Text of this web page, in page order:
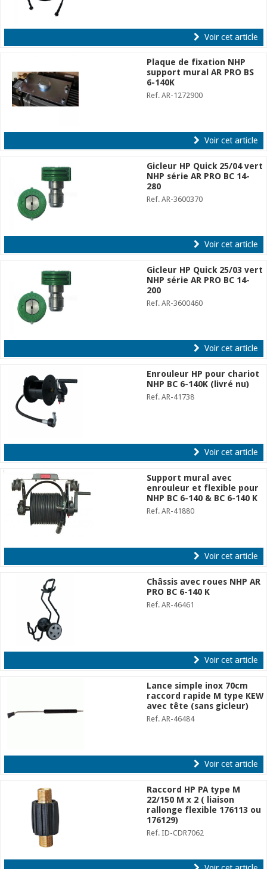
Voir cet article
Plaque de fixation NHP
support mural AR PRO BS
6-140K
Ref. AR-1272900
Voir cet article
Gicleur HP Quick 25/04 vert
NHP série AR PRO BC 14-
280
Ref. AR-3600370
Voir cet article
Gicleur HP Quick 25/03 vert
NHP série AR PRO BC 14-
200
Ref. AR-3600460
Voir cet article
Enrouleur HP pour chariot
NHP BC 6-140K (livré nu)
Ref. AR-41738
Voir cet article
Support mural avec
enrouleur et flexible pour
NHP BC 6-140 & BC 6-140 K
Ref. AR-41880
Voir cet article
Châssis avec roues NHP AR
PRO BC 6-140 K
Ref. AR-46461
Voir cet article
Lance simple inox 70cm
raccord rapide M type KEW
avec tête (sans gicleur)
Ref. AR-46484
Voir cet article
Raccord HP PA type M
22/150 M x 2 ( liaison
rallonge flexible 176113 ou
176129)
Ref. ID-CDR7062